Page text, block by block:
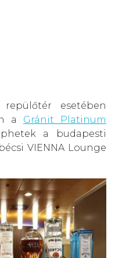
esetében
a Gránit Platinum
a budapesti
VIENNA Lounge